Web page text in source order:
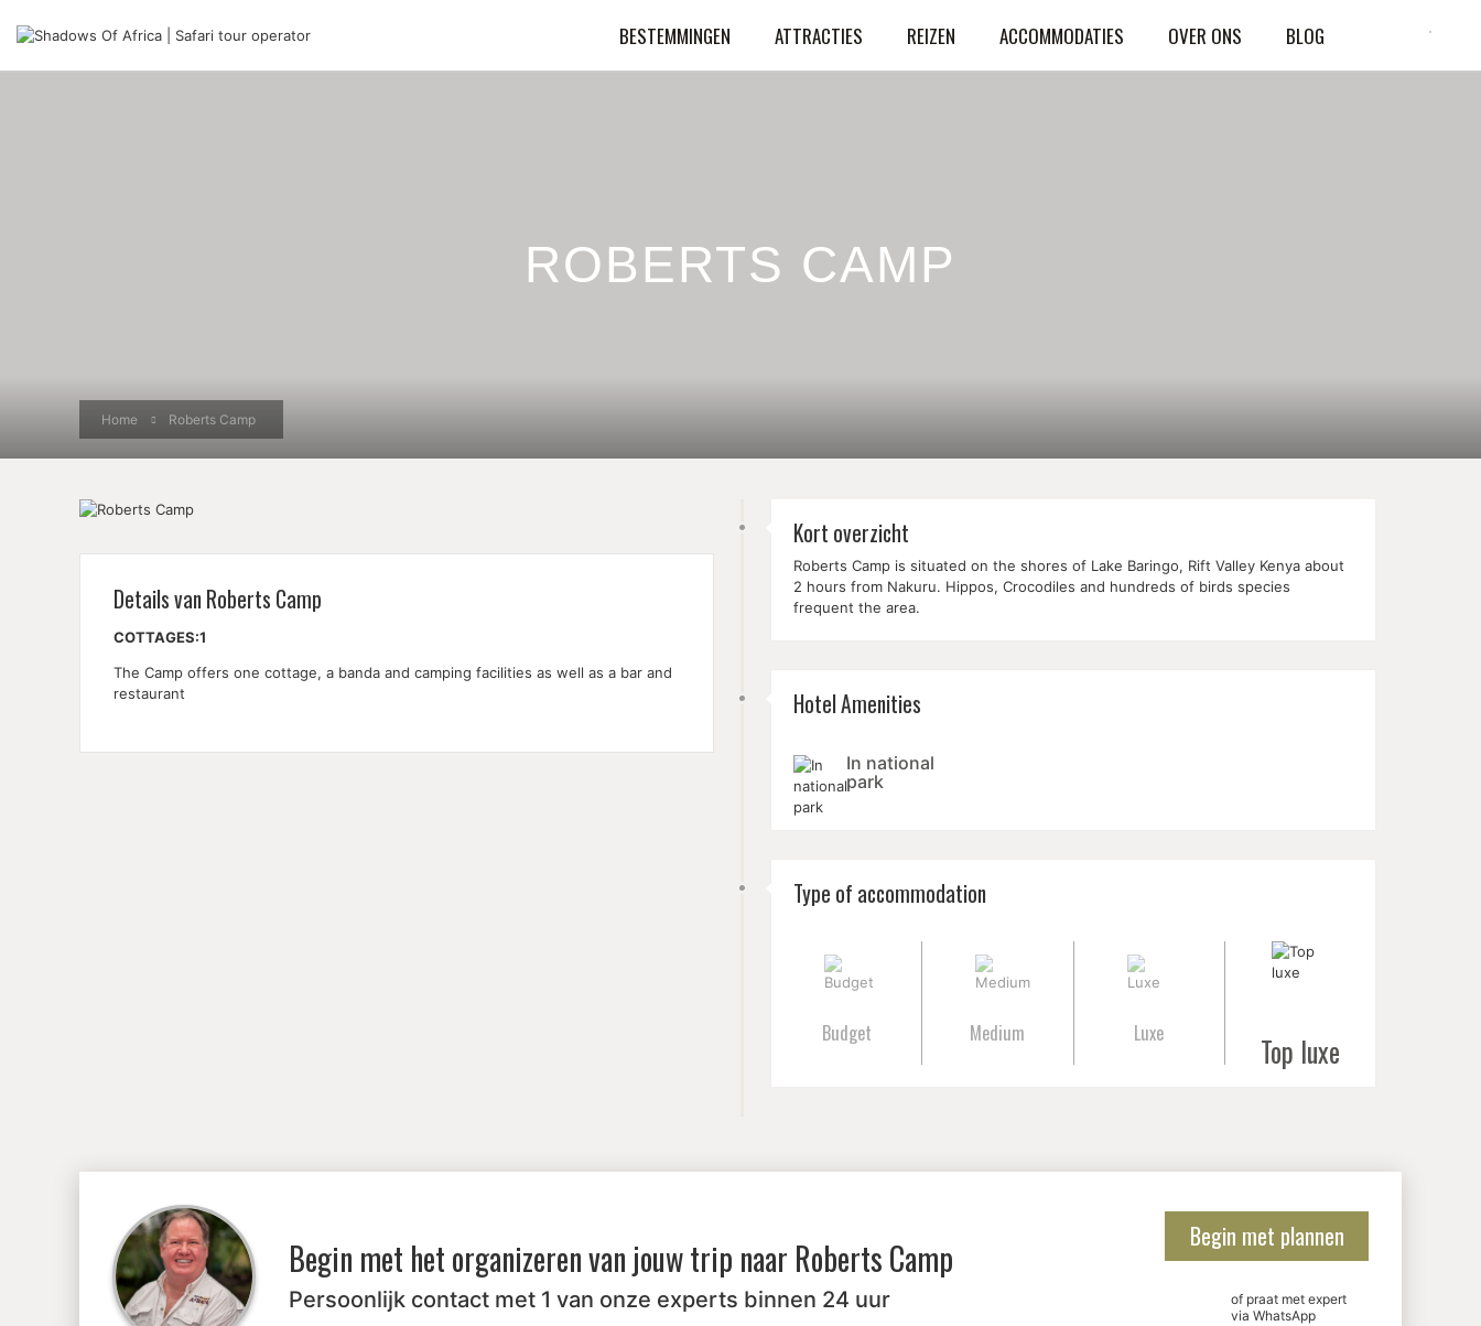
BESTEMMINGEN ATTRACTIES REIZEN ACCOMMODATIES OVER ONS BLOG
ROBERTS CAMP
Home Roberts Camp
Details van Roberts Camp
COTTAGES:1
The Camp offers one cottage, a banda and camping facilities as well as a bar and
restaurant
Kort overzicht
Roberts Camp is situated on the shores of Lake Baringo, Rift Valley Kenya about
2 hours from Nakuru. Hippos, Crocodiles and hundreds of birds species
frequent the area.
Hotel Amenities
In national
park
Type of accommodation
Budget Medium Luxe Top luxe
Begin met het organizeren van jouw trip naar Roberts Camp
Persoonlijk contact met 1 van onze experts binnen 24 uur
Begin met plannen
of praat met expert
via WhatsApp